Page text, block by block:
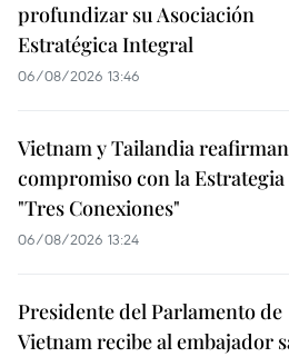
profundizar su Asociación
Estratégica Integral
06/08/2026 13:46
Vietnam y Tailandia
compromiso con la Estrategia
"Tres Conexiones"
06/08/2026 13:24
Presidente del Parlamento de
Vietnam recibe al embajador